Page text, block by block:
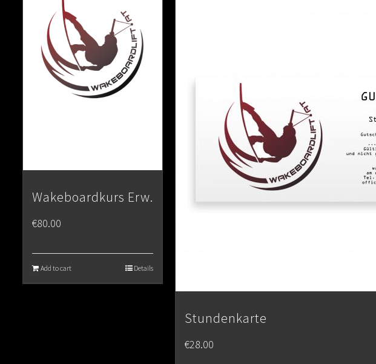
Wakeboardkurs Erw.
€80.00
Add to cart Details
Stundenkarte
€28.00